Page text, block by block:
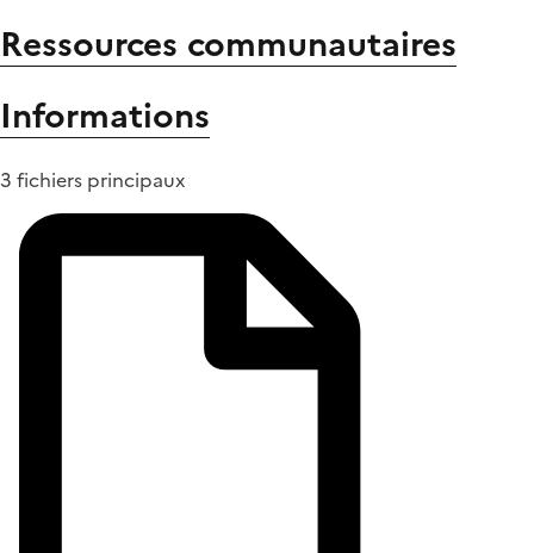
Ressources communautaires
Informations
3 fichiers principaux